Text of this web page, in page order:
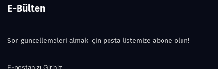
E-Bülten
Son güncellemeleri almak için posta listemize abone olun!